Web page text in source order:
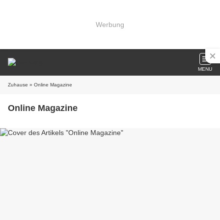
Werbung
MENU
Zuhause » Online Magazine
Online Magazine